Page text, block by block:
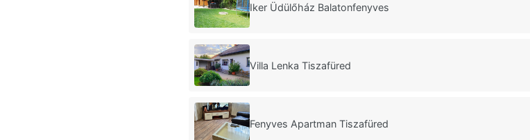
Iker Üdülőház Balatonfenyves
Villa Lenka Tiszafüred
Fenyves Apartman Tiszafüred